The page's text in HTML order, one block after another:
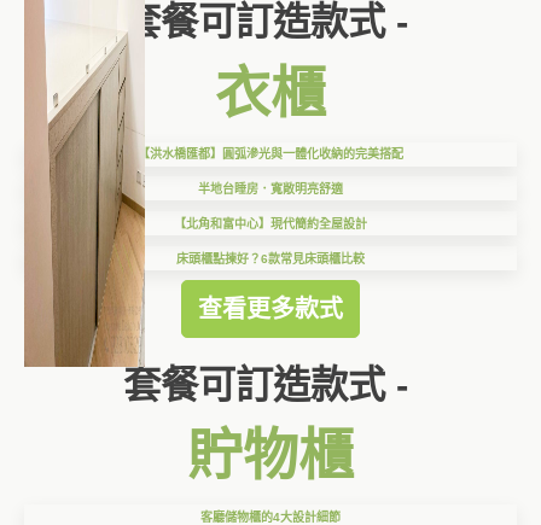
套餐可訂造款式 -
衣櫃
【洪水橋匯都】圓弧滲光與一體化收納的完美搭配
半地台睡房．寬敞明亮舒適
【北角和富中心】現代簡約全屋設計
床頭櫃點揀好？6款常見床頭櫃比較
查看更多款式
套餐可訂造款式 -
貯物櫃
客廳儲物櫃的4大設計細節